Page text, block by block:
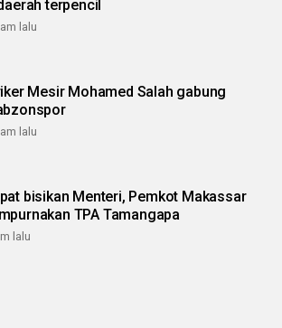
terpencil
lalu
Mesir Mohamed Salah gabung
lalu
bisikan Menteri, Pemkot Makassar
TPA Tamangapa
lalu